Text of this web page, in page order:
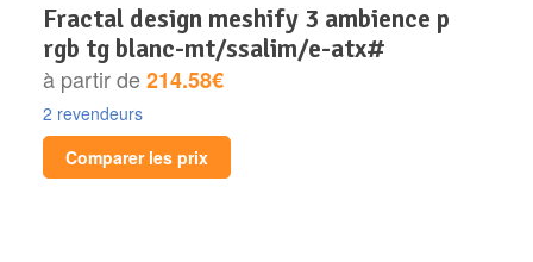
fractal design meshify 3 ambience p
rgb tg blanc-mt/ssalim/e-atx#
à partir de214.58€
2 revendeurs
Comparer les prix